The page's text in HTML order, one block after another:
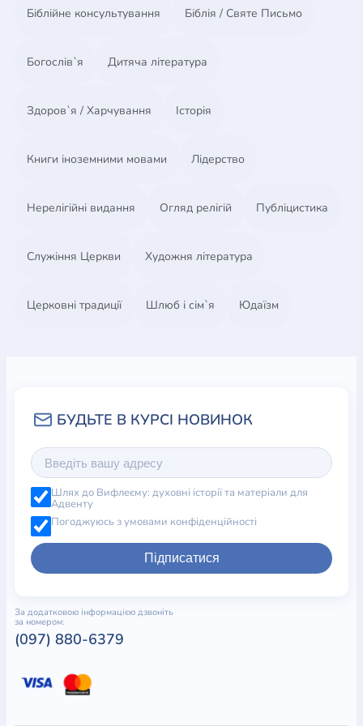
Біблійне консультування Біблія / Святе Письмо
Богослів`я Дитяча література
Здоров`я / Харчування Історія
Книги іноземними мовами Лідерство
Нерелігійні видання Огляд релігій Публіцистика
Служіння Церкви Художня література
Церковні традиції Шлюб і сім`я Юдаїзм
Шлях до Вифлеєму: духовні історії та матеріали для
Адвенту
Погоджуюсь з умовами конфіденційності
Підписатися
За додатковою інформацією дзвоніть
за номером:
(097) 880-6379